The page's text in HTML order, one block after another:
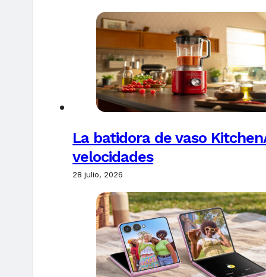
La batidora de vaso
velocidades
28 julio, 2026